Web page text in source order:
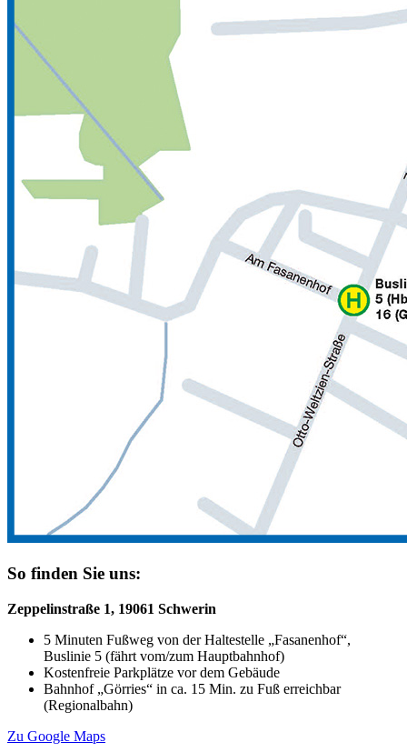
So finden Sie uns:
Zeppelinstraße 1, 19061 Schwerin
5 Minuten Fußweg von der Haltestelle „Fasanenhof“,
Buslinie 5 (fährt vom/zum Hauptbahnhof)
Kostenfreie Parkplätze vor dem Gebäude
Bahnhof „Görries“ in ca. 15 Min. zu Fuß erreichbar
(Regionalbahn)
Zu Google Maps